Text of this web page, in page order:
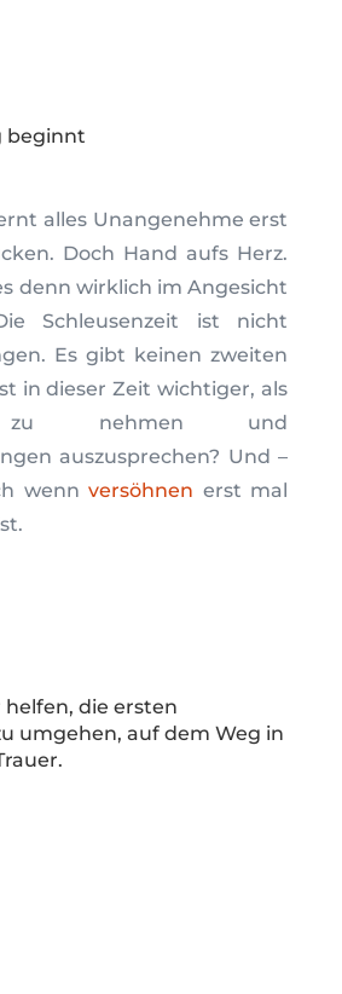
beginnt
alles Unangenehme erst
Doch Hand aufs Herz.
denn wirklich im Angesicht
Schleusenzeit ist nicht
Es gibt keinen zweiten
in dieser Zeit wichtiger, als
zu nehmen und
auszusprechen? Und –
wennversöhnen erst mal
helfen, die ersten
umgehen, auf dem Weg in